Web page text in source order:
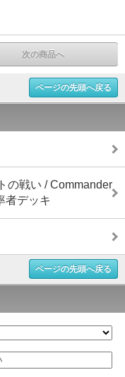
次の商品へ
ページの先頭へ戻る
の戦い / Commander
者デッキ
ページの先頭へ戻る